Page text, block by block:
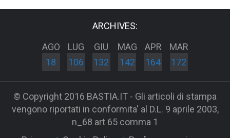
ARCHIVES:
AGO
18
LUG
106
GIU
132
MAG
142
APR
164
MAR
172
© Copyright 2016 BASTIA.IT - Gli articoli di stampa
vengono riportati in conformita' al D.L. 9 aprile 2003,
n_68 art 65 comma 1